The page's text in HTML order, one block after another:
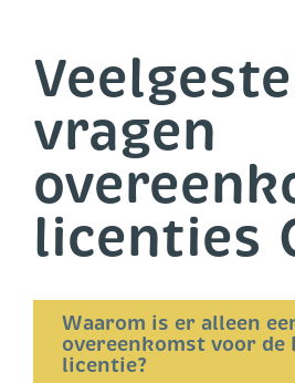
vragen
licenties
Waarom is er alleen
overeenkomst voor de
licentie?